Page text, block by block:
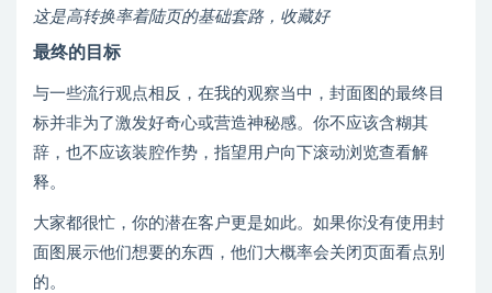
这是高转换率着陆页的基础套路，收藏好
最终的目标
与一些流行观点相反，在我的观察当中，封面图的最终目
标并非为了激发好奇心或营造神秘感。你不应该含糊其
辞，也不应该装腔作势，指望用户向下滚动浏览查看解
释。
大家都很忙，你的潜在客户更是如此。如果你没有使用封
面图展示他们想要的东西，他们大概率会关闭页面看点别
的。